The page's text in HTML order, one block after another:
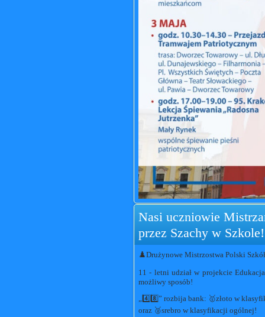
Nasi uczniowie
przez Szachy w Szkole!
♟️Drużynowe Mistrzostwa Polski
11 - letni udział w projekcie
możliwy sposób!
„4️⃣8️⃣” rozbija bank: 🥇złoto w
oraz 🥈srebro w klasyfikacji ogólnej!